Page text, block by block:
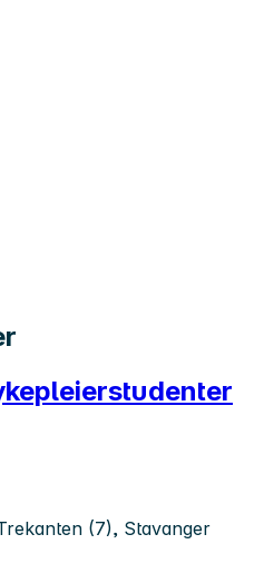
(7), Stavanger